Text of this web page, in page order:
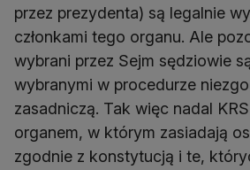
przez prezydenta) są legalnie
członkami tego organu. Ale
wybrani przez Sejm sędziowie
wybranymi w procedurze
zasadniczą. Tak więc nadal
organem, w którym zasiadają
zgodnie z konstytucją i te,